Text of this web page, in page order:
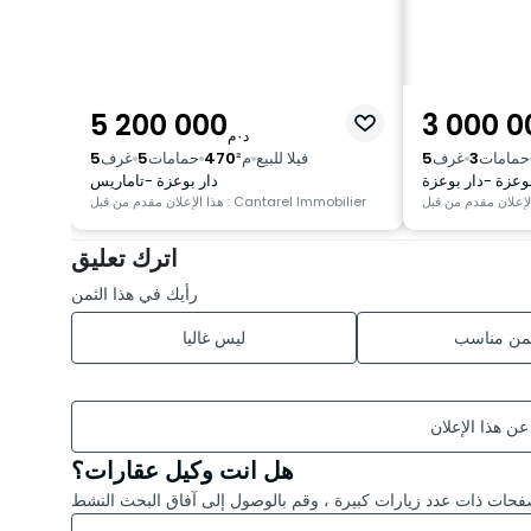
5 200 000 د٠م
5غرف 5حمامات 470 م² فيلا للبيع
دار بوعزة -تاماريس
هذا الإعلان مقدم من قبل : Cantarel Immobilier
3 000
5غرف 3حمامات
-دار بوعزة
اترك تعليق
رأيك في هذا الثمن
ليس غاليا
مناسب
عن هذا الإعلان
هل انت وكيل عقارات؟
ذات عدد زيارات كبيرة ، وقم بالوصول إلى آفاق البحث النشط